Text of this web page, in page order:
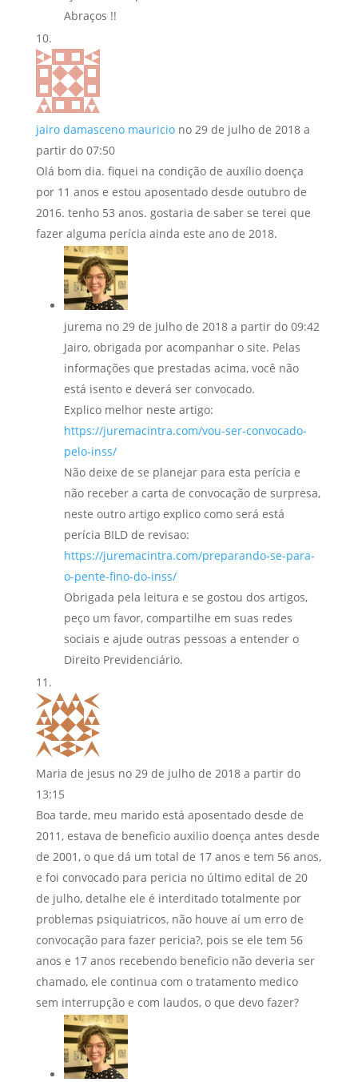
Abraços !!
jairo damasceno mauricio no 29 de julho de 2018 a
partir do 07:50
Olá bom dia. fiquei na condição de auxílio doença
por 11 anos e estou aposentado desde outubro de
2016. tenho 53 anos. gostaria de saber se terei que
fazer alguma perícia ainda este ano de 2018.
jurema no 29 de julho de 2018 a partir do 09:42
Jairo, obrigada por acompanhar o site. Pelas
informações que prestadas acima, você não
está isento e deverá ser convocado.
Explico melhor neste artigo:
https://juremacintra.com/vou-ser-convocado-
pelo-inss/
Não deixe de se planejar para esta perícia e
não receber a carta de convocação de surpresa,
neste outro artigo explico como será está
perícia BILD de revisao:
https://juremacintra.com/preparando-se-para-
o-pente-fino-do-inss/
Obrigada pela leitura e se gostou dos artigos,
peço um favor, compartilhe em suas redes
sociais e ajude outras pessoas a entender o
Direito Previdenciário.
Maria de jesus no 29 de julho de 2018 a partir do
13:15
Boa tarde, meu marido está aposentado desde de
2011, estava de beneficio auxilio doença antes desde
de 2001, o que dá um total de 17 anos e tem 56 anos,
e foi convocado para pericia no último edital de 20
de julho, detalhe ele é interditado totalmente por
problemas psiquiatricos, não houve aí um erro de
convocação para fazer pericia?, pois se ele tem 56
anos e 17 anos recebendo beneficio não deveria ser
chamado, ele continua com o tratamento medico
sem interrupção e com laudos, o que devo fazer?